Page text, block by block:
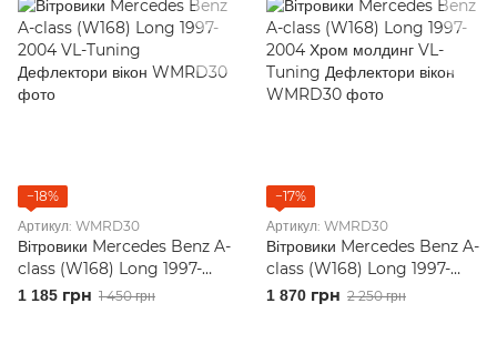
−18%
Артикул: WMRD30
Вітровики Mercedes Benz A-
class (W168) Long 1997-
2004 VL-Tuning
1 185 грн 1 450 грн
−17%
Артикул: WMRD30
Вітровики Mercedes Benz A-
class (W168) Long 1997-
2004 Хром молдинг VL-
1 870 грн 2 250 грн